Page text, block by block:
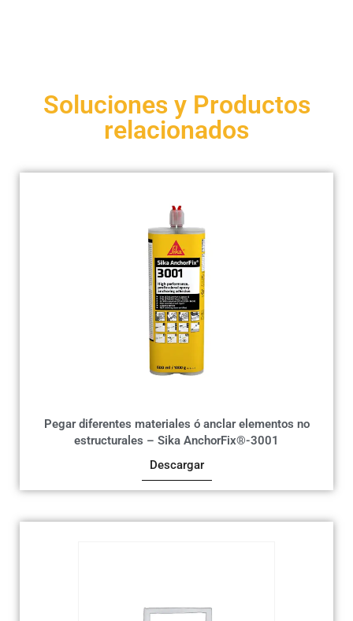
Soluciones y Productos
relacionados
Pegar diferentes materiales ó anclar elementos no
estructurales – Sika AnchorFix®-3001
Descargar